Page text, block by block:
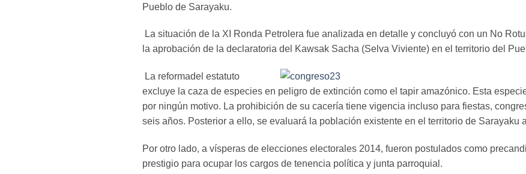
Pueblo de Sarayaku.
La situación de la XI Ronda Petrolera fue analizada en detalle y concluyó con un No
la aprobación de la declaratoria del Kawsak Sacha (Selva Viviente) en el territorio del
La reformadel estatuto
excluye la caza de especies en peligro de extinción como el tapir amazónico. Esta
por ningún motivo. La prohibición de su cacería tiene vigencia incluso para fiestas,
seis años. Posterior a ello, se evaluará la población existente en el territorio de Sarayaku
Por otro lado, a vísperas de elecciones electorales 2014, fueron postulados como
prestigio para ocupar los cargos de tenencia política y junta parroquial.